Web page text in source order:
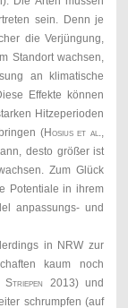
sein. Denn je
die Verjüngung,
Standort wachsen,
an klimatische
Effekte können
Hitzeperioden
(Hosius et al.,
desto größer ist
Zum Glück
Potentiale in ihrem
anpassungs- und
in NRW zur
kaum noch
Striepen 2013) und
schrumpfen (auf